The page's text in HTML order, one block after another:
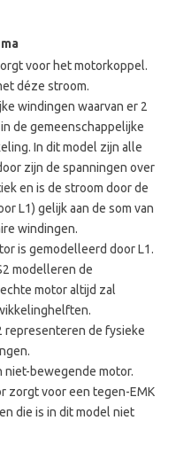
voor het motorkoppel.
déze stroom.
windingen waarvan er 2
de gemeenschappelijke
In dit model zijn alle
zijn de spanningen over
en is de stroom door de
L1) gelijk aan de som van
windingen.
is gemodelleerd door L1.
modelleren de
motor altijd zal
representeren de fysieke
niet-bewegende motor.
zorgt voor een tegen-EMK
die is in dit model niet